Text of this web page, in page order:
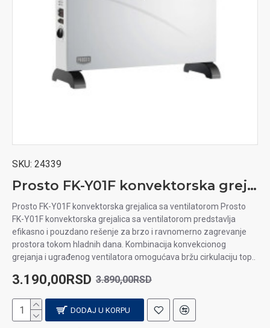
SKU: 24339
Prosto FK-Y01F konvektorska grejalica sa ventilatorom
Prosto FK-Y01F konvektorska grejalica sa ventilatorom Prosto
FK-Y01F konvektorska grejalica sa ventilatorom predstavlja
efikasno i pouzdano rešenje za brzo i ravnomerno zagrevanje
prostora tokom hladnih dana. Kombinacija konvekcionog
grejanja i ugrađenog ventilatora omogućava bržu cirkulaciju top..
3.190,00RSD 3.890,00RSD
DODAJ U KORPU